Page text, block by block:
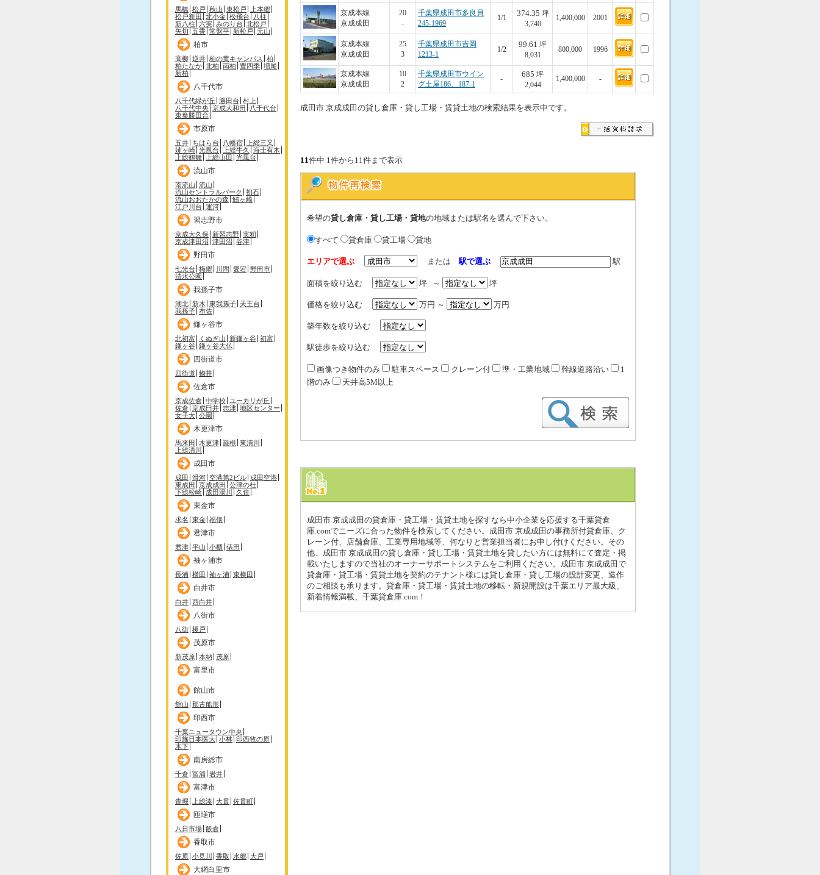
馬橋 松戸 秋山 東松戸
上本郷
松戸新田 北小金 松飛台
八柱
新八柱 六実 みのり台 北松戸
矢切 五香 常盤平 新松戸 元山
柏市
高柳 逆井 柏の葉キャンパス
柏
柏たなか 北柏 南柏 豊四季 増尾
新柏
八千代市
八千代緑が丘 勝田台 村上
八千代中央 京成大和田
八千代台
東葉勝田台
市原市
五井 ちはら台 八幡宿
上総三又
姉ヶ崎 光風台 上総牛久
海士有木
上総鶴舞
上総山田 光風台
流山市
南流山 流山
流山セントラルパーク
初石
流山おおたかの森 鰭ヶ崎
江戸川台 運河
習志野市
京成大久保 新習志野 実籾
京成津田沼 津田沼 谷津
野田市
七光台 梅郷 川間 愛宕 野田市
清水公園
我孫子市
湖北 新木 東我孫子 天王台
我孫子 布佐
鎌ヶ谷市
北初富 くぬぎ山 新鎌ヶ谷 初富
鎌ヶ谷 鎌ヶ谷大仏
四街道市
四街道 物井
佐倉市
京成佐倉 中学校
ユーカリが丘
佐倉 京成臼井 志津 地区センター
女子大 公園
木更津市
馬来田 木更津 巌根 東清川
上総清川
成田市
成田 滑河 空港第2ビル 成田空港
東成田 京成成田 公津の杜
下総松崎 成田湯川 久住
東金市
求名 東金 福俵
君津市
君津 平山 小櫃 俵田
袖ヶ浦市
長浦 横田 袖ヶ浦 東横田
白井市
白井 西白井
八街市
八街 榎戸
茂原市
新茂原 本納 茂原
富里市
館山市
館山 那古船形
印西市
千葉ニュータウン中央
印旛日本医大 小林 印西牧の原
木下
南房総市
千倉 富浦 岩井
富津市
青堀 上総湊 大貫 佐貫町
匝瑳市
八日市場 飯倉
香取市
佐原 小見川 香取 水郷 大戸
大網白里市
京成本線
京成成田
20
-
千葉県成田市多良貝
245-1969
1/1
374.35 坪
3,740
1,400,000 2001
京成本線
京成成田
25
3
千葉県成田市吉岡
1213-1
1/2
99.61 坪
8,031
800,000 1996
京成本線
京成成田
10
2
千葉県成田市ウイン
グ土屋186、187-1
-
685 坪
2,044
1,400,000 -
成田市 京成成田の貸し倉庫・貸し工場・賃貸土地の検索結果を表示中です。
11件中 1件から11件まで表示
希望の貸し倉庫・貸し工場・貸地の地域または駅名を選んで下さい。
すべて 貸倉庫 貸工場 貸地
エリアで選ぶ または駅で選ぶ 駅
面積を絞り込む 坪 ～ 坪
価格を絞り込む 万円 ～ 万円
築年数を絞り込む
駅徒歩を絞り込む
画像つき物件のみ 駐車スペース クレーン付 準・工業地域 幹線道路沿い
1
階のみ
天井高5M以上
成田市 京成成田の貸倉庫・貸工場・賃貸土地を探すなら中小企業を応援する千葉貸倉
庫.comでニーズに合った物件を検索してください。成田市 京成成田の事務所付貸倉庫、ク
レーン付、店舗倉庫、工業専用地域等、何なりと営業担当者にお申し付けください。その
他、成田市 京成成田の貸し倉庫・貸し工場・賃貸土地を貸したい方には無料にて査定・掲
載いたしますので当社のオーナーサポートシステムをご利用ください。成田市 京成成田で
貸倉庫・貸工場・賃貸土地を契約のテナント様には貸し倉庫・貸し工場の設計変更、造作
のご相談も承ります。貸倉庫・貸工場・賃貸土地の移転・新規開設は千葉エリア最大級、
新着情報満載、千葉貸倉庫.com！